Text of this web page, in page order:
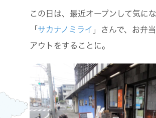
この日は、最近オープンして気に
「 サカナノミライ 」さんで、お弁
アウトをすることに。